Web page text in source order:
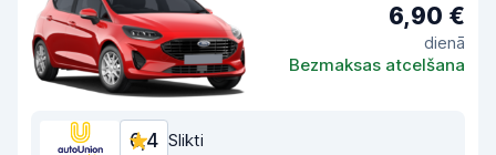
6,90 €
dienā
Bezmaksas atcelšana
6,4 Slikti